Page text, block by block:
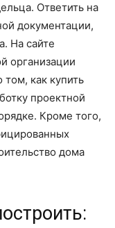
Ответить на
документации,
На сайте
организации
том, как купить
проектной
Кроме того,
дома